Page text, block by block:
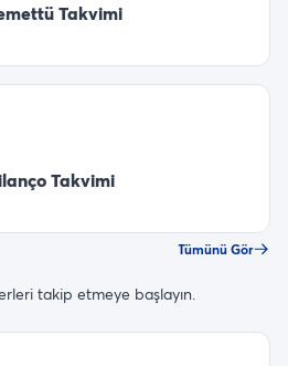
Takvimi
Takvimi
Tümünü Gör
takip etmeye başlayın.